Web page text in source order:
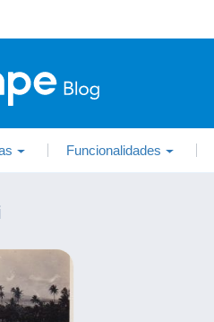
Funcionalidades